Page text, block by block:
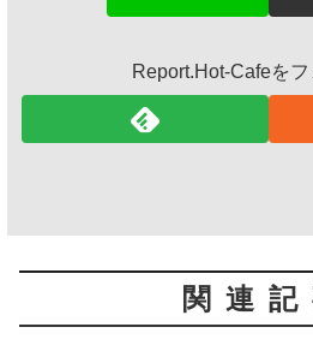
Report.Hot-Cafeを
関連記